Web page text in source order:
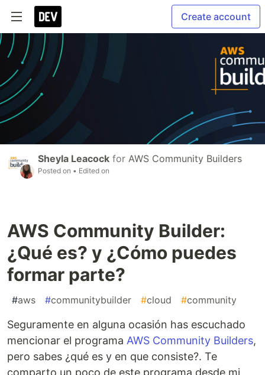
Create account
Sheyla Leacock for AWS Community Builders
Posted on • Edited on
AWS Community Builder:
¿Qué es? y ¿Cómo puedes
formar parte?
#aws #communitybuilder #cloud #community
Seguramente en alguna ocasión has escuchado
mencionar el programa AWS Community Builders,
pero sabes ¿qué es y en que consiste?. Te
comparto un poco de este programa desde mi